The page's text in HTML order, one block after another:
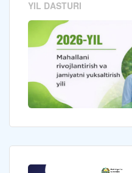
YIL DASTURI